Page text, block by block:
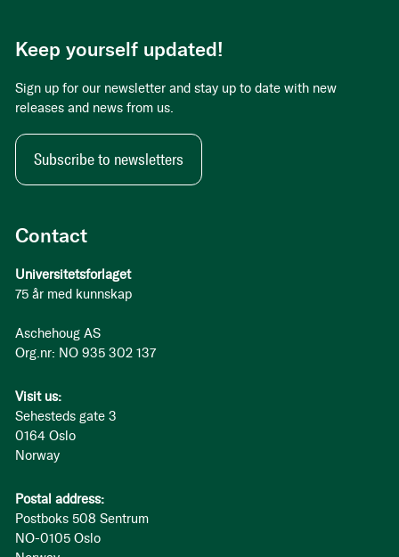
Contact
Universitetsforlaget
75 år med kunnskap
Aschehoug AS
Org.nr: NO 935 302 137
Visit us:
Sehesteds gate 3
0164 Oslo
Norway
Postal address:
Postboks 508 Sentrum
NO-0105 Oslo
Keep yourself updated!
Sign up for our newsletter and stay up to date with new
releases and news from us.
Subscribe to newsletters